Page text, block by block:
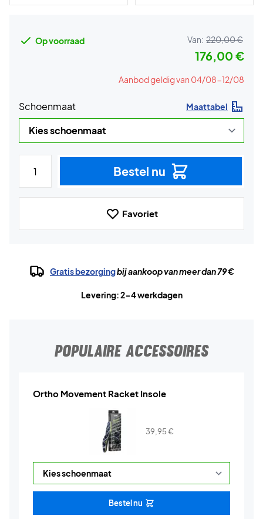
Op voorraad Van: 220,00 €
176,00 €
Aanbod geldig van 04/08-12/08
Schoenmaat Maattabel
Bestel nu
Favoriet
Gratis bezorgingbij aankoop van meer dan 79 €
Levering: 2-4 werkdagen
POPULAIRE ACCESSOIRES
Ortho Movement Racket Insole
39,95€
Bestel nu